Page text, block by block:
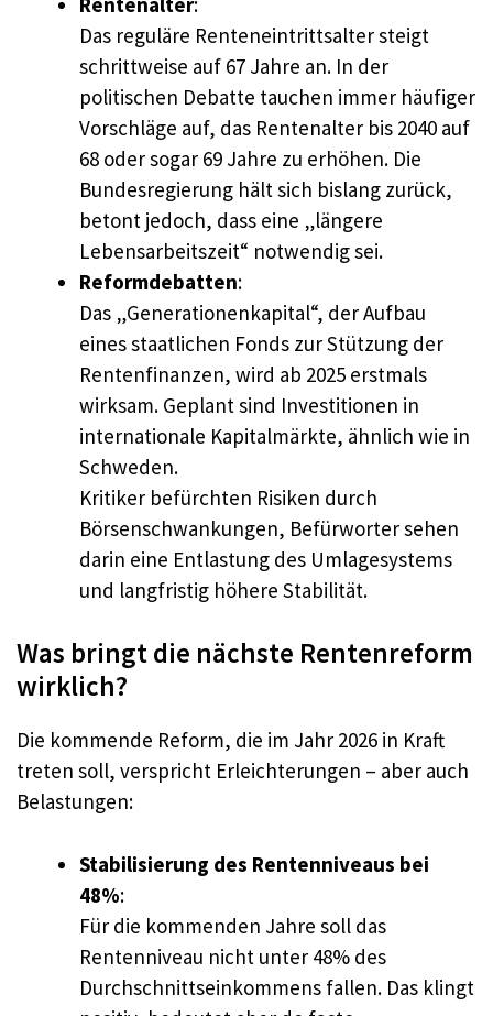
Das reguläre Renteneintrittsalter steigt
schrittweise auf 67 Jahre an. In der
politischen Debatte tauchen immer häufiger
Vorschläge auf, das Rentenalter bis 2040 auf
68 oder sogar 69 Jahre zu erhöhen. Die
Bundesregierung hält sich bislang zurück,
betont jedoch, dass eine „längere
Lebensarbeitszeit“ notwendig sei.
Reformdebatten:
Das „Generationenkapital“, der Aufbau
eines staatlichen Fonds zur Stützung der
Rentenfinanzen, wird ab 2025 erstmals
wirksam. Geplant sind Investitionen in
internationale Kapitalmärkte, ähnlich wie in
Schweden.
Kritiker befürchten Risiken durch
Börsenschwankungen, Befürworter sehen
darin eine Entlastung des Umlagesystems
und langfristig höhere Stabilität.
Was bringt die nächste Rentenreform
wirklich?
Die kommende Reform, die im Jahr 2026 in Kraft
treten soll, verspricht Erleichterungen – aber auch
Belastungen:
Stabilisierung des Rentenniveaus bei
48%:
Für die kommenden Jahre soll das
Rentenniveau nicht unter 48% des
Durchschnittseinkommens fallen. Das klingt